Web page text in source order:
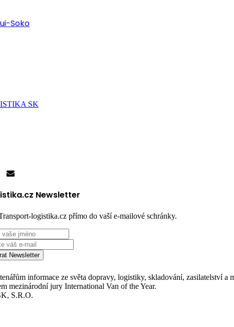
Soko
Newsletter
logistika.cz přímo do vaší e-mailové schránky.
Newsletter
informace ze světa dopravy, logistiky, skladování, zasilatelství a
mezinárodní jury International Van of the Year.
S.R.O.